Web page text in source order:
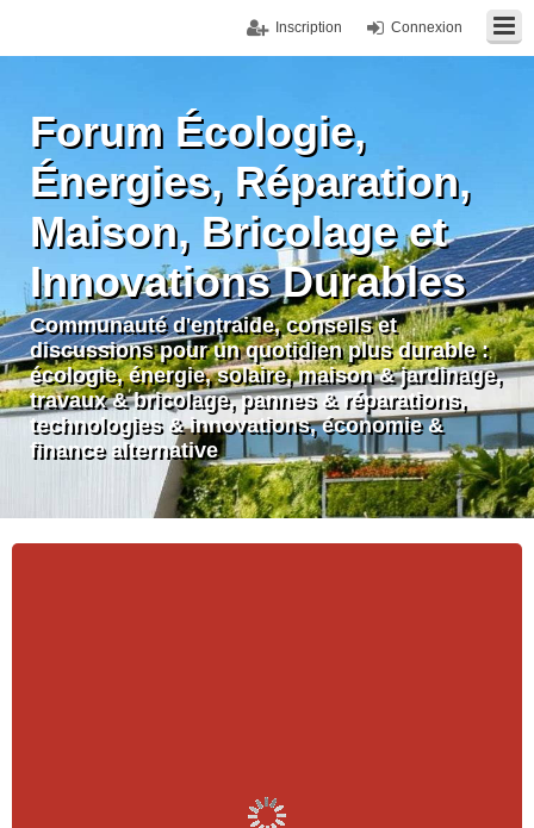
Connexion
Inscription
Forum Écologie,
Énergies, Réparation,
Maison, Bricolage et
Innovations Durables
Communauté d'entraide, conseils et
discussions pour un quotidien plus durable :
écologie, énergie, solaire, maison & jardinage,
travaux & bricolage, pannes & réparations,
technologies & innovations, économie &
finance alternative